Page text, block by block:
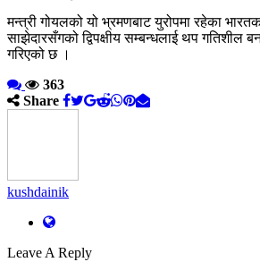
मन्त्री गोयलको यो भ्रमणबाट युरोपमा रहेका
साझेदारसँगको द्विपक्षीय सम्बन्धलाई थप गतिशील
गरिएको छ ।
363
Share
kushdainik
Leave A Reply